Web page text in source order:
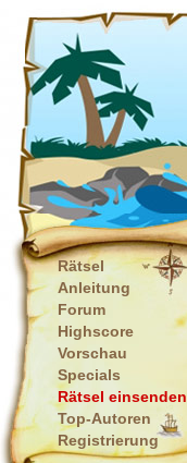
Rätsel
Anleitung
Forum
Highscore
Vorschau
Specials
Rätsel einsenden
Top-Autoren
Registrierung